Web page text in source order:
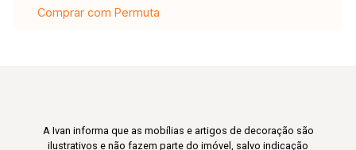
Comprar com Permuta
A Ivan informa que as mobílias e artigos de decoração são
ilustrativos e não fazem parte do imóvel, salvo indicação